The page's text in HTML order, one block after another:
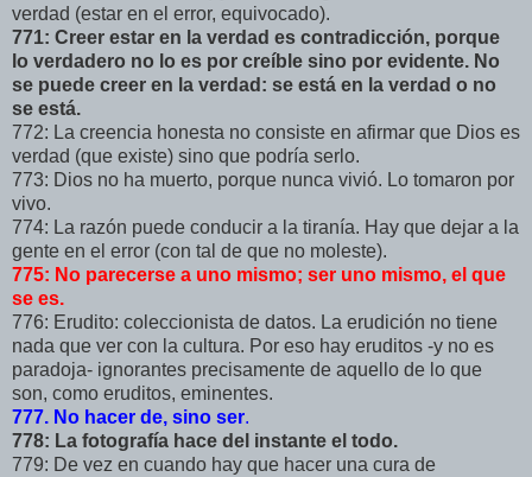
verdad (estar en el error, equivocado).
771: Creer estar en la verdad es contradicción, porque
lo verdadero no lo es por creíble sino por evidente. No
se puede creer en la verdad: se está en la verdad o no
se está.
772: La creencia honesta no consiste en afirmar que Dios es
verdad (que existe) sino que podría serlo.
773: Dios no ha muerto, porque nunca vivió. Lo tomaron por
vivo.
774: La razón puede conducir a la tiranía. Hay que dejar a la
gente en el error (con tal de que no moleste).
775: No parecerse a uno mismo; ser uno mismo, el que
se es.
776: Erudito: coleccionista de datos. La erudición no tiene
nada que ver con la cultura. Por eso hay eruditos -y no es
paradoja- ignorantes precisamente de aquello de lo que
son, como eruditos, eminentes.
777. No hacer de, sino ser.
778: La fotografía hace del instante el todo.
779: De vez en cuando hay que hacer una cura de